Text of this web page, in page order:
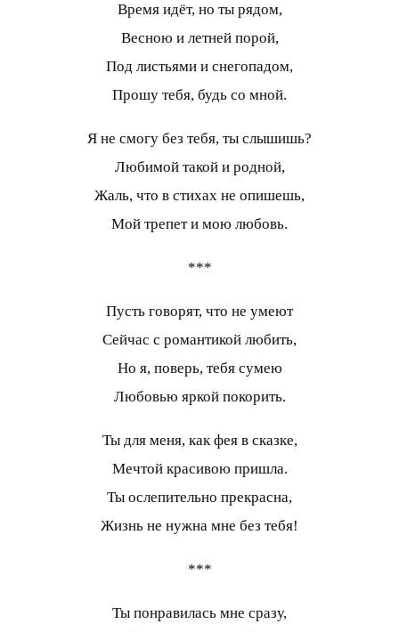
Время идёт, но ты рядом,
Весною и летней порой,
Под листьями и снегопадом,
Прошу тебя, будь со мной.
Я не смогу без тебя, ты слышишь?
Любимой такой и родной,
Жаль, что в стихах не опишешь,
Мой трепет и мою любовь.
***
Пусть говорят, что не умеют
Сейчас с романтикой любить,
Но я, поверь, тебя сумею
Любовью яркой покорить.
Ты для меня, как фея в сказке,
Мечтой красивою пришла.
Ты ослепительно прекрасна,
Жизнь не нужна мне без тебя!
***
Ты понравилась мне сразу,